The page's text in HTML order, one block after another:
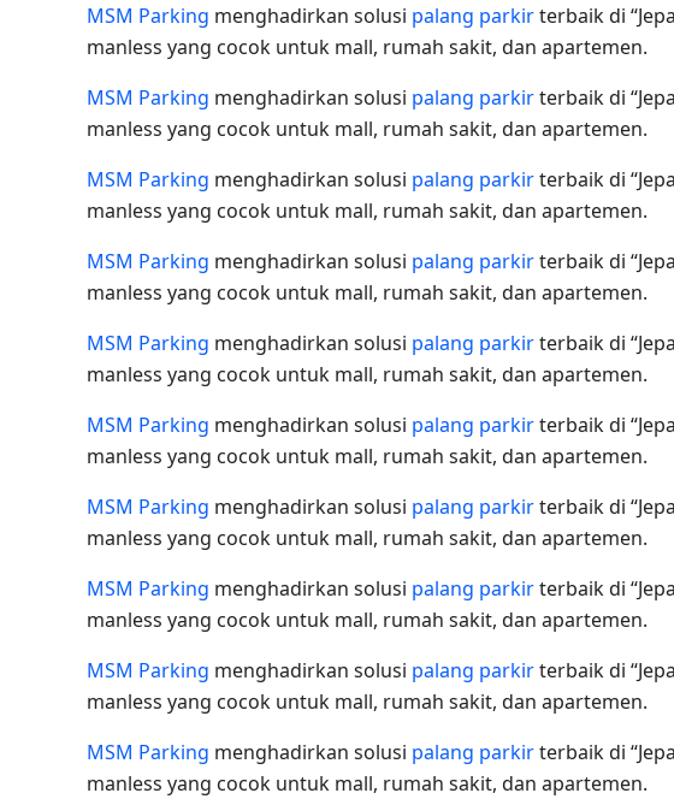
MSM Parking menghadirkan solusi palang parkirterbaik di
manless yang cocok untuk mall, rumah sakit, dan apartemen.
MSM Parking menghadirkan solusi palang parkirterbaik di
manless yang cocok untuk mall, rumah sakit, dan apartemen.
MSM Parking menghadirkan solusi palang parkirterbaik di
manless yang cocok untuk mall, rumah sakit, dan apartemen.
MSM Parking menghadirkan solusi palang parkirterbaik di
manless yang cocok untuk mall, rumah sakit, dan apartemen.
MSM Parking menghadirkan solusi palang parkirterbaik di
manless yang cocok untuk mall, rumah sakit, dan apartemen.
MSM Parking menghadirkan solusi palang parkirterbaik di
manless yang cocok untuk mall, rumah sakit, dan apartemen.
MSM Parking menghadirkan solusi palang parkirterbaik di
manless yang cocok untuk mall, rumah sakit, dan apartemen.
MSM Parking menghadirkan solusi palang parkirterbaik di
manless yang cocok untuk mall, rumah sakit, dan apartemen.
MSM Parking menghadirkan solusi palang parkirterbaik di
manless yang cocok untuk mall, rumah sakit, dan apartemen.
MSM Parking menghadirkan solusi palang parkirterbaik di
manless yang cocok untuk mall, rumah sakit, dan apartemen.